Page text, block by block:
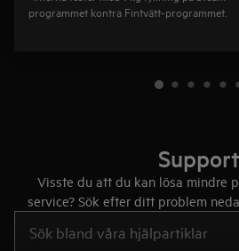
programmet kontra Fintvätt-programmet.
Support
Visste du att du kan lösa mindre
service? Sök efter ditt problem